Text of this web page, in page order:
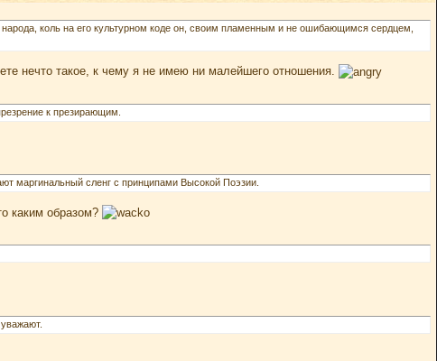
коль на его культурном коде он, своим пламенным и не ошибающимся сердцем,
нечто такое, к чему я не имею ни малейшего отношения.
к презирающим.
маргинальный сленг с принципами Высокой Поэзии.
каким образом?